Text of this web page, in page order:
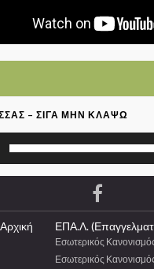
– ΣΙΓΆ ΜΗΝ ΚΛΆΨΩ
Αρχική ΕΠΑ.Λ.
Εσωτερικός
Εσωτερικός